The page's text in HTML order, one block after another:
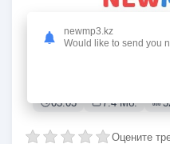
03:03 7.4 Мб.
Оцените
newmp3.kz
Would like to send you